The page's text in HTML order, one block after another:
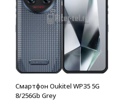
Смартфон Oukitel WP35 5G
8/256Gb Grey